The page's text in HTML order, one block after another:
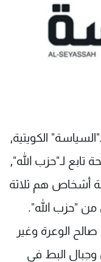
الكويتية,
تابع لـ"حزب الله",
أشخاص هم ثلاثة
من "حزب الله".
الوعرة وغير
وجبال البط في